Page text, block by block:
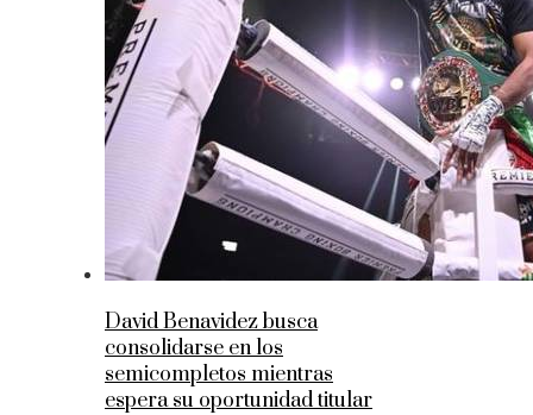
David Benavidez busca
consolidarse en los
semicompletos mientras
espera su oportunidad titular